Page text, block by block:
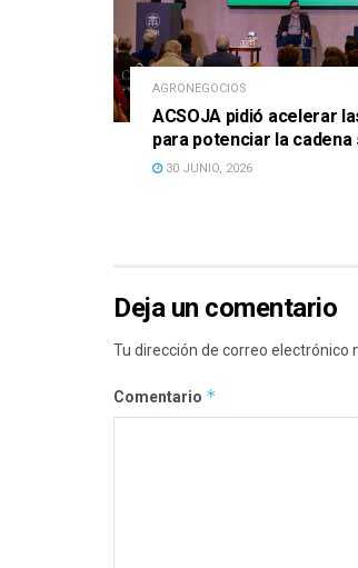
AGRONEGOCIOS
ACSOJA pidió acelerar
para potenciar la cadena
30 JUNIO, 2026
Deja un comentario
Tu dirección de correo electrónico
Comentario *